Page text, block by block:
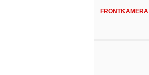
FRONTKAMERA